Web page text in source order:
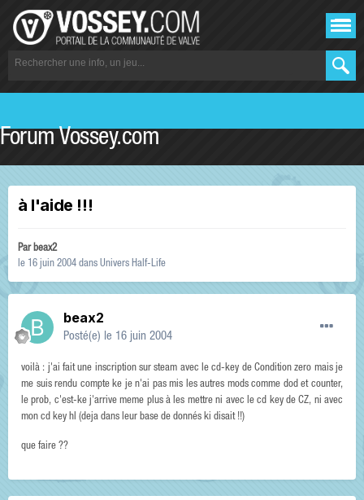
Forum Vossey.com
à l'aide !!!
Parbeax2
le 16 juin 2004 dans Univers Half-Life
beax2
Posté(e) le 16 juin 2004
voilà : j'ai fait une inscription sur steam avec le cd-key de Condition zero mais je
me suis rendu compte ke je n'ai pas mis les autres mods comme dod et counter,
le prob, c'est-ke j'arrive meme plus à les mettre ni avec le cd key de CZ, ni avec
mon cd key hl (deja dans leur base de donnés ki disait !!)
que faire ??